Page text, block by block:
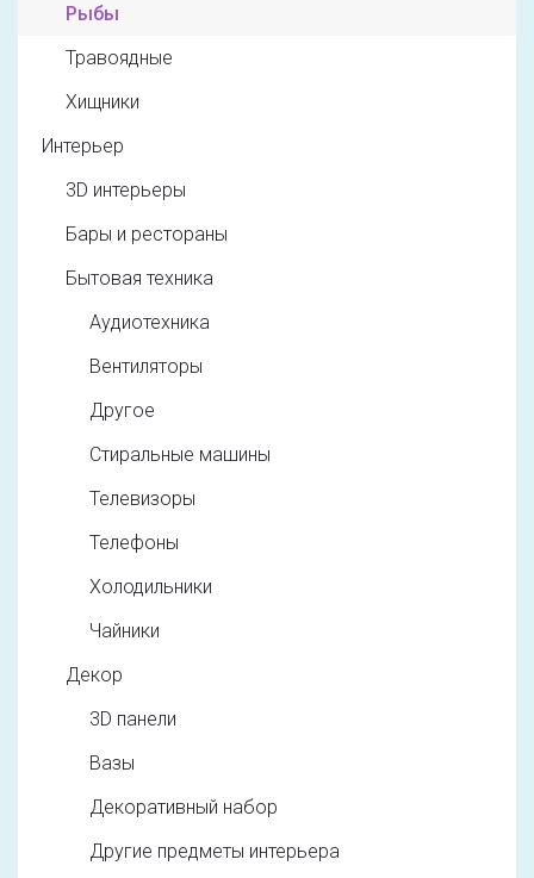
Рыбы
Травоядные
Хищники
Интерьер
3D интерьеры
Бары и рестораны
Бытовая техника
Аудиотехника
Вентиляторы
Другое
Стиральные машины
Телевизоры
Телефоны
Холодильники
Чайники
Декор
3D панели
Вазы
Декоративный набор
Другие предметы интерьера